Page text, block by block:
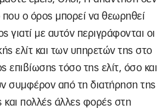
που ο όρος μπορεί να θεωρηθεί
γιατί με αυτόν περιγράφονται οι
ελίτ και των υπηρετών της στο
επιβίωσης τόσο της ελίτ, όσο και
συμφέρον από τη διατήρηση της
πολλές άλλες φορές στη